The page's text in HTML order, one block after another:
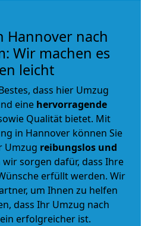
Hannover nach
Wir machen es
leicht
dass hier Umzug
eine hervorragende
Qualität bietet. Mit
in Hannover können Sie
Umzug reibungslos und
sorgen dafür, dass Ihre
erfüllt werden. Wir
um Ihnen zu helfen
dass Ihr Umzug nach
erfolgreicher ist.